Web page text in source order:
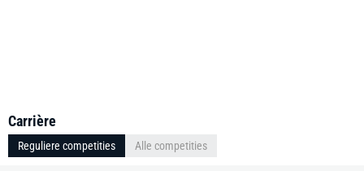
Carrière
Reguliere competities Alle competities